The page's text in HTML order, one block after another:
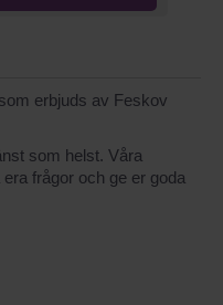
erbjuds av Feskov
som helst. Våra
frågor och ge er goda